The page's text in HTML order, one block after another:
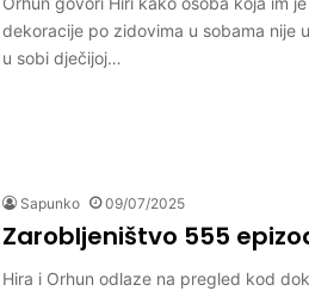
dekoracije po zidovima u sobama nije
u sobi dječijoj…
Sapunko 09/07/2025
Zarobljeništvo 555
Hira i Orhun odlaze na pregled kod